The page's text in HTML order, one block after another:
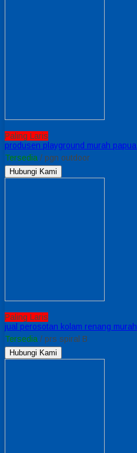
Paling Laris
produsen playground murah papua
Tersedia / pgn outdoor
Hubungi Kami
Paling Laris
jual perosotan kolam renang murah
Tersedia / prs spiral B
Hubungi Kami